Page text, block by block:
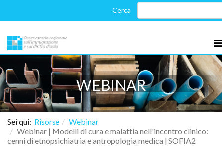
WEBINAR
Sei qui: Risorse
Webinar
Webinar | Modelli di cura e malattia nell'incontro clinico:
cenni di etnopsichiatria e antropologia medica | SOFIA2